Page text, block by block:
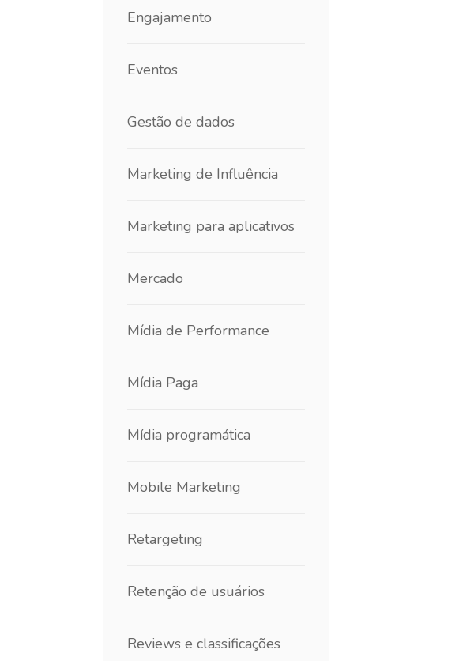
Engajamento
Eventos
Gestão de dados
Marketing de Influência
Marketing para aplicativos
Mercado
Mídia de Performance
Mídia Paga
Mídia programática
Mobile Marketing
Retargeting
Retenção de usuários
Reviews e classificações